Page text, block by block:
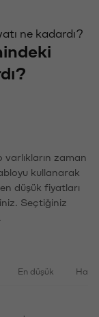
ne kadardı?
zaman
kullanarak
düşük fiyatları
Seçtiğiniz
En düşük